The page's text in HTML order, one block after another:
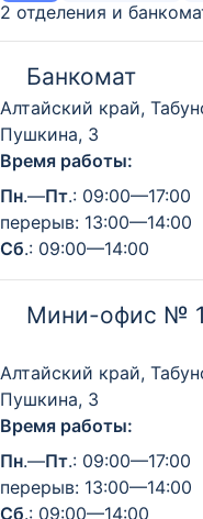
2 отделения и
Банкомат
Алтайский край,
Пушкина, 3
Время работы:
Пн.—Пт.: 09:00—17:00
перерыв: 13:00—14:00
Сб.: 09:00—14:00
Мини-офис №
Алтайский край,
Пушкина, 3
Время работы:
Пн.—Пт.: 09:00—17:00
перерыв: 13:00—14:00
Сб.: 09:00—14:00